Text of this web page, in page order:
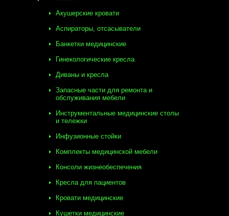
Акушерские кровати
Аспираторы, отсасыватели
Банкетки медицинские
Гинекологические кресла
Диваны и кресла
Запасные части для ремонта и
обслуживания мебели
Инструментальные медицинские столы
и тележки
Инфузионные стойки
Комплекты медицинской мебели
Консоли жизнеобеспечения
Кресла для пациентов
Кровати медицинские
Кушетки медицинские